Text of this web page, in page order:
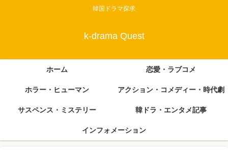
韓国ドラマ探求
k-drama Quest
ホーム 恋愛・ラブコメ
ホラー・ヒューマン アクション・コメディー・時代劇
サスペンス・ミステリー 韓ドラ・エンタメ記事
インフォメーション